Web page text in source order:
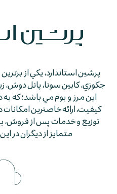
پرشين استاندارد، يكي از
جكوزي، كابين سونا، پانل دوش،
اين مرز و بوم مي باشد؛ كه به
كيفيت، ارائه خاصترين
توزيع و خدمات پس از فروش،
متمايز از ديگران در